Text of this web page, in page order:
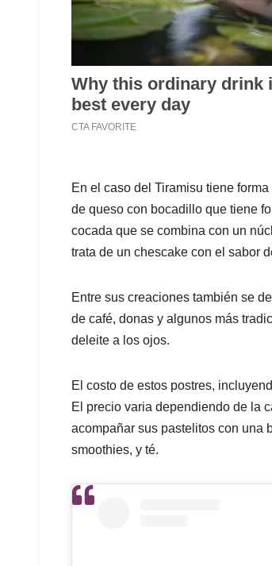
En el caso del Tiramisu tiene
de queso con bocadillo que tiene
cocada que se combina con un
trata de un chescake con el sabor
Entre sus creaciones también se
de café, donas y algunos más
deleite a los ojos.
El costo de estos postres,
El precio varia dependiendo de la
acompañar sus pastelitos con una
smoothies, y té.